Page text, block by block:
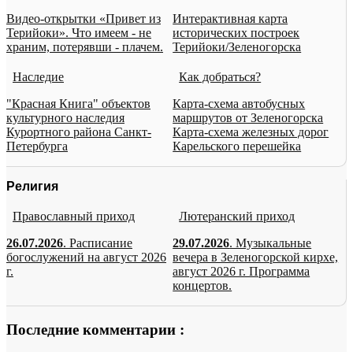
Видео-открытки «Привет из
Терийоки». Что имеем - не
храним, потерявши - плачем.
Интерактивная карта
исторических построек
Терийоки/Зеленогорска
Наследие
"Красная Книга" объектов
культурного наследия
Курортного района Санкт-
Петербурга
Как добраться?
Карта-схема автобусных
маршрутов от Зеленогорска
Карта-схема железных дорог
Карельского перешейка
Религия
Православный приход
26.07.2026. Расписание
богослужений на август 2026
г.
Лютеранский приход
29.07.2026. Музыкальные
вечера в Зеленогорской кирхе,
август 2026 г. Программа
концертов.
Последние комментарии :